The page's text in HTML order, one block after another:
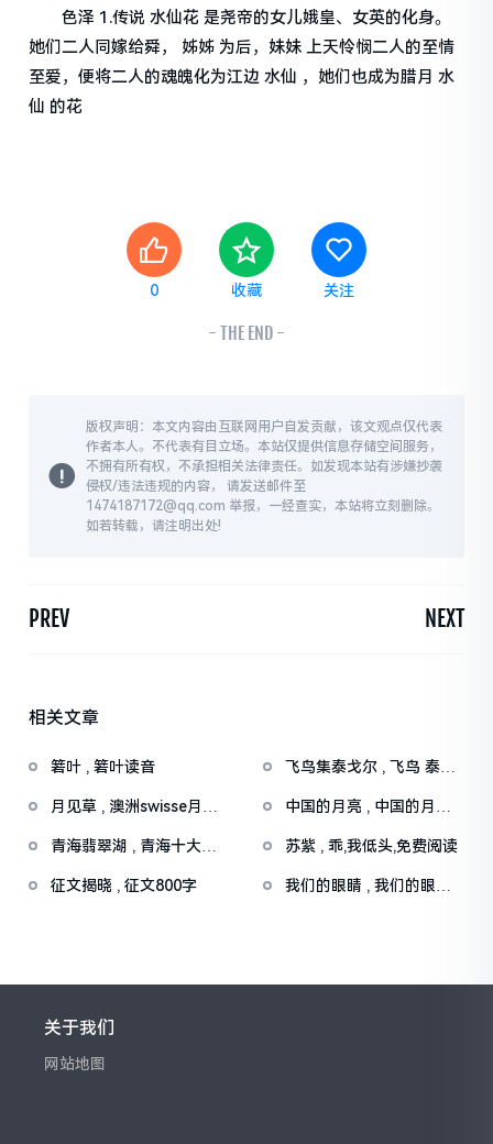
色泽 1.传说 水仙花 是尧帝的女儿娥皇、女英的化身。
她们二人同嫁给舜， 姊姊 为后，妹妹 上天怜悯二人的至情
至爱，便将二人的魂魄化为江边 水仙 ，她们也成为腊月 水
仙 的花
0 收藏 关注
- THE END -
版权声明：本文内容由互联网用户自发贡献，该文观点仅代表
作者本人。不代表有目立场。本站仅提供信息存储空间服务，
不拥有所有权，不承担相关法律责任。如发现本站有涉嫌抄袭
侵权/违法违规的内容， 请发送邮件至
1474187172@qq.com 举报，一经查实，本站将立刻删除。
如若转载，请注明出处!
PREV NEXT
相关文章
箬叶 , 箬叶读音
飞鸟集泰戈尔 , 飞鸟 泰戈
月见草 , 澳洲swisse月见
中国的月亮 , 中国的月亮
青海翡翠湖 , 青海十大旅
苏紫 , 乖,我低头,免费阅读
征文揭晓 , 征文800字
我们的眼睛 , 我们的眼睛
关于我们
网站地图